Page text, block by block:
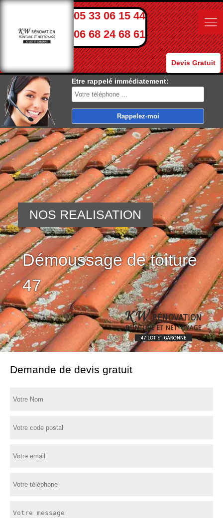
05 33 06 15 44
06 68 24 68 61
Devis Gratuit
Etre rappelé immédiatement:
Démoussage de toiture
47
NOS REALISATION
Demande de devis gratuit